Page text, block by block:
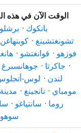
الوقت الآن في هذه
بانكوك ·
تشونغتشينغ · كوبنهاغن
فوزهو · قوانغتشو ·
· جاكرتا · جوهانسبرغ
لندن · لوس-
مومباي · نانجينغ ·
روما · سانتياغو ·
سوهو